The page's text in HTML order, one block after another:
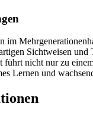
im
Sichtweisen und
nicht nur zu
Lernen und